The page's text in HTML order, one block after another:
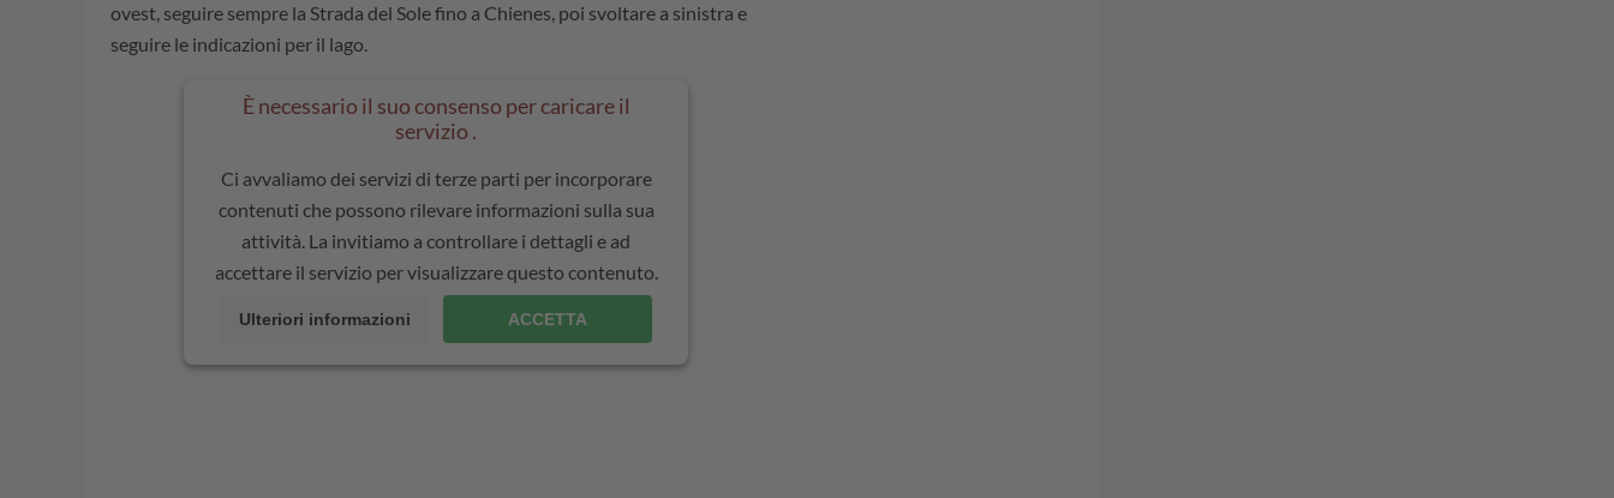
ovest, seguire sempre la Strada del Sole fino a Chienes, poi svoltare a sinistra e
seguire le indicazioni per il lago.
È necessario il suo consenso per caricare il
servizio .
Ci avvaliamo dei servizi di terze parti per incorporare
contenuti che possono rilevare informazioni sulla sua
attività. La invitiamo a controllare i dettagli e ad
accettare il servizio per visualizzare questo contenuto.
Ulteriori informazioni ACCETTA